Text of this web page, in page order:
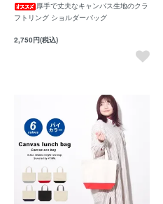
厚手で丈夫なキャンバス生地のクラ
フトリング ショルダーバッグ
2,750円(税込)